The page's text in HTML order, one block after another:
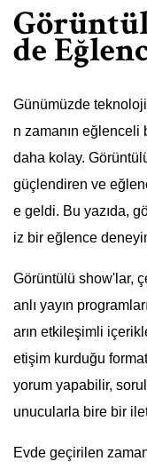
de
Günümüzde
n zamanın eğlenceli
daha kolay.
güçlendiren ve
e geldi. Bu yazıda,
iz bir eğlence
Görüntülü show'lar,
anlı yayın
arın etkileşimli
etişim kurduğu
yorum yapabilir,
unucularla bire bir
Evde geçirilen